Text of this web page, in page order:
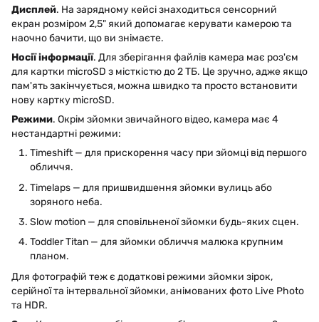
Дисплей. На зарядному кейсі знаходиться сенсорний
екран розміром 2,5" який допомагає керувати камерою та
наочно бачити, що ви знімаєте.
Носії інформації. Для зберігання файлів камера має роз'єм
для картки microSD з місткістю до 2 ТБ. Це зручно, адже якщо
пам'ять закінчується, можна швидко та просто встановити
нову картку microSD.
Режими. Окрім зйомки звичайного відео, камера має 4
нестандартні режими:
Timeshift — для прискорення часу при зйомці від першого
обличчя.
Timelaps — для пришвидшення зйомки вулиць або
зоряного неба.
Slow motion — для сповільненої зйомки будь-яких сцен.
Toddler Titan — для зйомки обличчя малюка крупним
планом.
Для фотографій теж є додаткові режими зйомки зірок,
серійної та інтервальної зйомки, анімованих фото Live Photo
та HDR.